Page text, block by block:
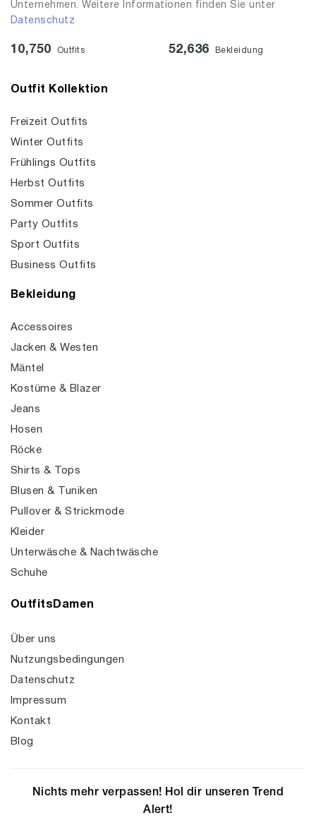
Unternehmen. Weitere Informationen finden Sie unter
Datenschutz
10,750 Outfits 52,636 Bekleidung
Outfit Kollektion
Freizeit Outfits
Winter Outfits
Frühlings Outfits
Herbst Outfits
Sommer Outfits
Party Outfits
Sport Outfits
Business Outfits
Bekleidung
Accessoires
Jacken & Westen
Mäntel
Kostüme & Blazer
Jeans
Hosen
Röcke
Shirts & Tops
Blusen & Tuniken
Pullover & Strickmode
Kleider
Unterwäsche & Nachtwäsche
Schuhe
OutfitsDamen
Über uns
Nutzungsbedingungen
Datenschutz
Impressum
Kontakt
Blog
Nichts mehr verpassen! Hol dir unseren Trend
Alert!